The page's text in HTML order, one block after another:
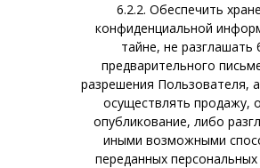
6.2.2. Обеспечить
конфиденциальной
тайне, не разглашать
предварительного
разрешения Пользователя,
осуществлять продажу,
опубликование, либо
иными возможными
переданных